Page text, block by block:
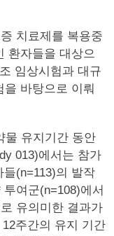
치료제를 복용중
환자들을 대상으
임상시험과 대규
바탕으로 이뤄
물 유지기간 동안
013)에서는 참가
(n=113)의 발작
여군(n=108)에서
유의미한 결과가
주간의 유지 기간